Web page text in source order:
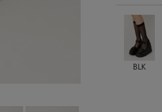
BLK